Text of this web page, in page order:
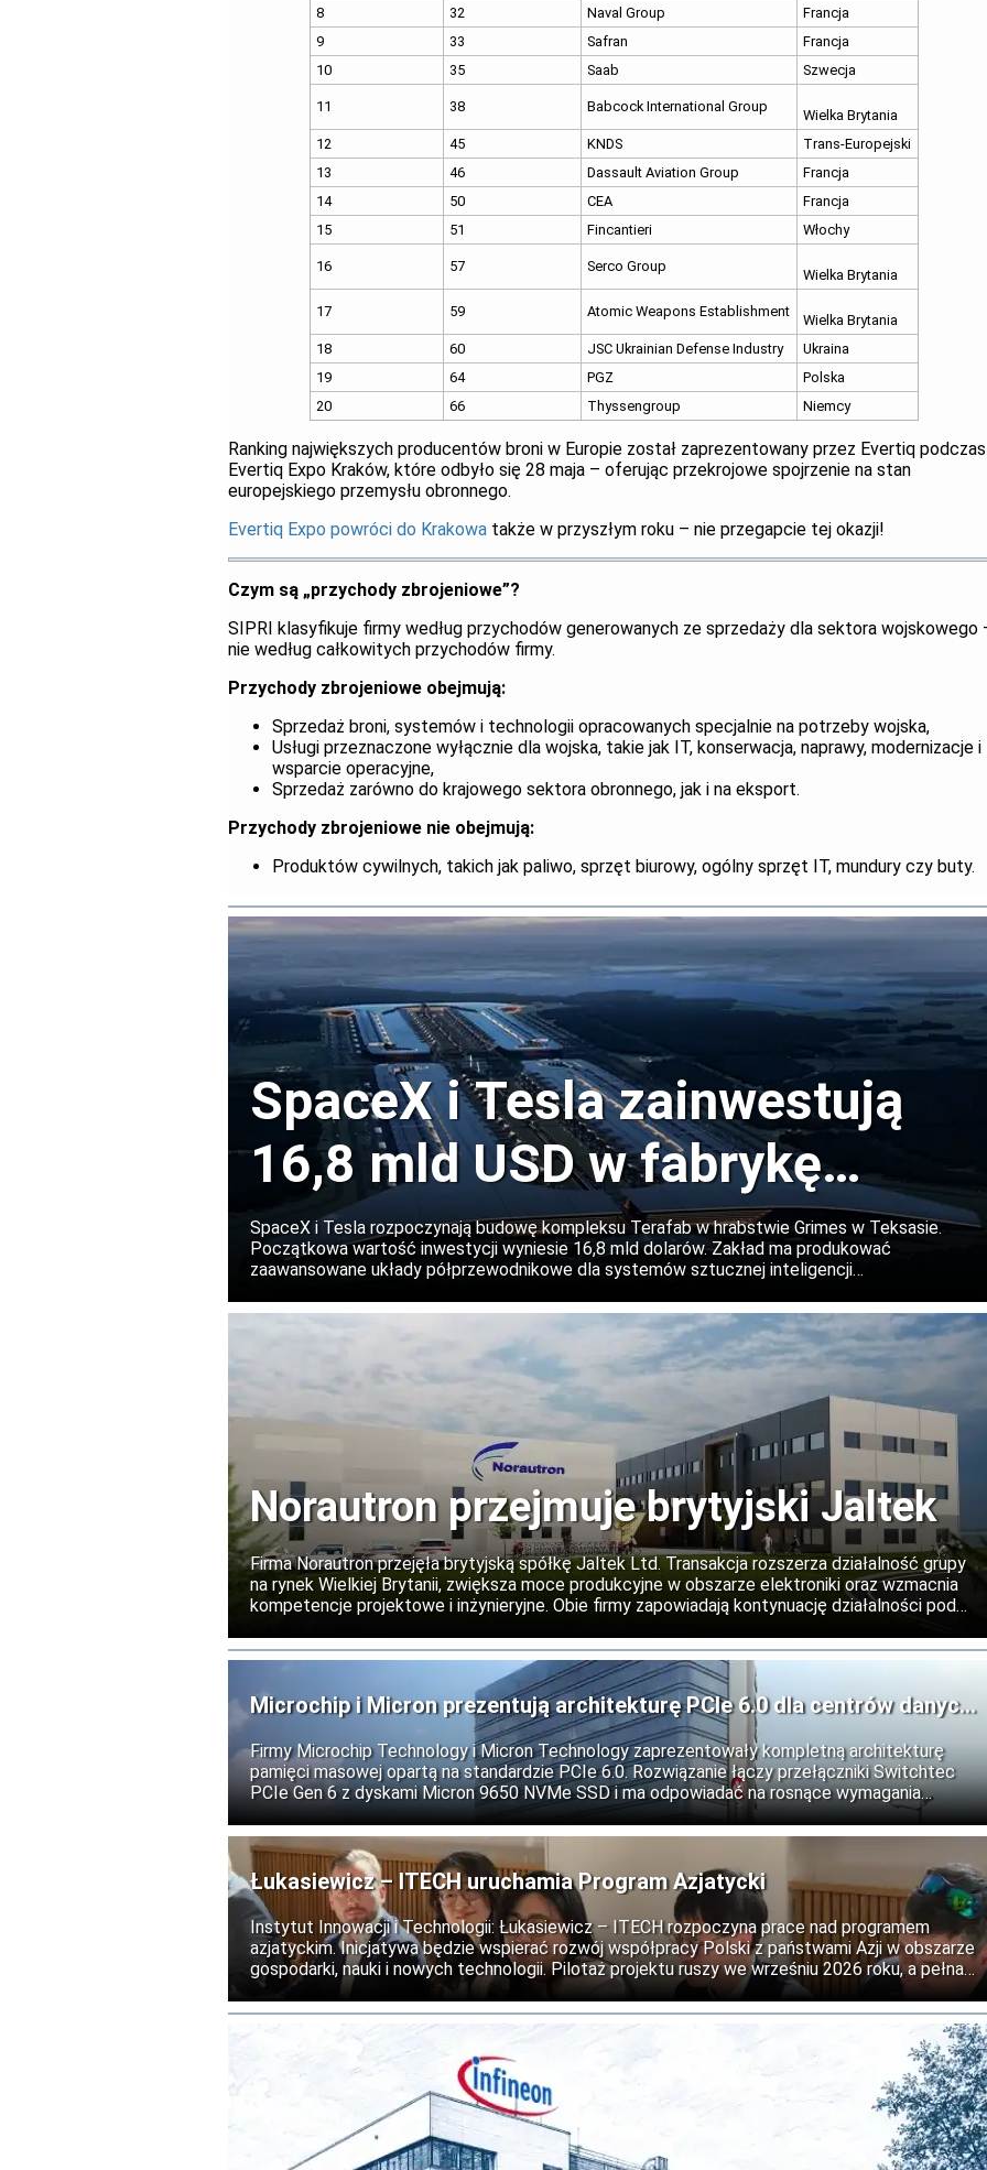
8
32 Naval Group
Francja
9
33 Safran
Francja
10
35 Saab Szwecja
11 38 Babcock International Group
Wielka Brytania
12
45 KNDS
Trans-Europejski
13
46 Dassault Aviation Group
Francja
14
50 CEA
Francja
15
51 Fincantieri Włochy
16 57 Serco Group
Wielka Brytania
17 59 Atomic Weapons Establishment
Wielka Brytania
18
60 JSC Ukrainian Defense Industry
Ukraina
19
64 PGZ
Polska
20
66 Thyssengroup Niemcy
Ranking największych producentów broni w Europie został zaprezentowany przez Evertiq podczas
Evertiq Expo Kraków, które odbyło się 28 maja – oferując przekrojowe spojrzenie na stan
europejskiego przemysłu obronnego.
Evertiq Expo powróci do Krakowa także w przyszłym roku – nie przegapcie tej okazji!
Czym są „przychody zbrojeniowe”?
SIPRI klasyfikuje firmy według przychodów generowanych ze sprzedaży dla sektora wojskowego
nie według całkowitych przychodów firmy.
Przychody zbrojeniowe obejmują:
Sprzedaż broni, systemów i technologii opracowanych specjalnie na potrzeby wojska,
Usługi przeznaczone wyłącznie dla wojska, takie jak IT, konserwacja, naprawy, modernizacje i
wsparcie operacyjne,
Sprzedaż zarówno do krajowego sektora obronnego, jak i na eksport.
Przychody zbrojeniowe nie obejmują:
Produktów cywilnych, takich jak paliwo, sprzęt biurowy, ogólny sprzęt IT, mundury czy buty.
SpaceX i Tesla zainwestują
16,8 mld USD w fabrykę
chipów w Teksasie
SpaceX i Tesla rozpoczynają budowę kompleksu Terafab w hrabstwie Grimes w Teksasie.
Początkowa wartość inwestycji wyniesie 16,8 mld dolarów. Zakład ma produkować
zaawansowane układy półprzewodnikowe dla systemów sztucznej inteligencji
rozbudowany.
Norautron przejmuje brytyjski Jaltek
Firma Norautron przejęła brytyjską spółkę Jaltek Ltd. Transakcja rozszerza działalność grupy
na rynek Wielkiej Brytanii, zwiększa moce produkcyjne w obszarze elektroniki oraz wzmacnia
kompetencje projektowe i inżynieryjne. Obie firmy zapowiadają kontynuację działalności pod
Microchip i Micron prezentują architekturę PCIe 6.0 dla centrów danych
Firmy Microchip Technology i Micron Technology zaprezentowały kompletną architekturę
pamięci masowej opartą na standardzie PCIe 6.0. Rozwiązanie łączy przełączniki Switchtec
PCIe Gen 6 z dyskami Micron 9650 NVMe SSD i ma odpowiadać na rosnące wymagania
centrów danych obsługujących sztuczną inteligencję, obliczenia wysokiej wydajności oraz
usługi chmurowe.
Łukasiewicz – ITECH uruchamia Program Azjatycki
Instytut Innowacji i Technologii: Łukasiewicz – ITECH rozpoczyna prace nad programem
azjatyckim. Inicjatywa będzie wspierać rozwój współpracy Polski z państwami Azji w obszarze
gospodarki, nauki i nowych technologii. Pilotaż projektu ruszy we wrześniu 2026 roku, a pełna
realizacja programu planowana jest na 2027 rok.